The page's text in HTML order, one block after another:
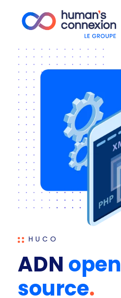
HUCO
ADN open
source.